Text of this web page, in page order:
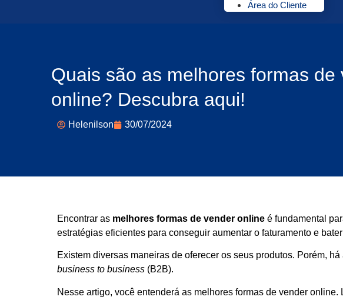
Área do Cliente
Quais são as melhores formas de
online? Descubra aqui!
Helenilson 30/07/2024
Encontrar as melhores formas de vender online é fundamental
estratégias eficientes para conseguir aumentar o faturamento e
Existem diversas maneiras de oferecer os seus produtos. Porém,
business to business (B2B).
Nesse artigo, você entenderá as melhores formas de vender